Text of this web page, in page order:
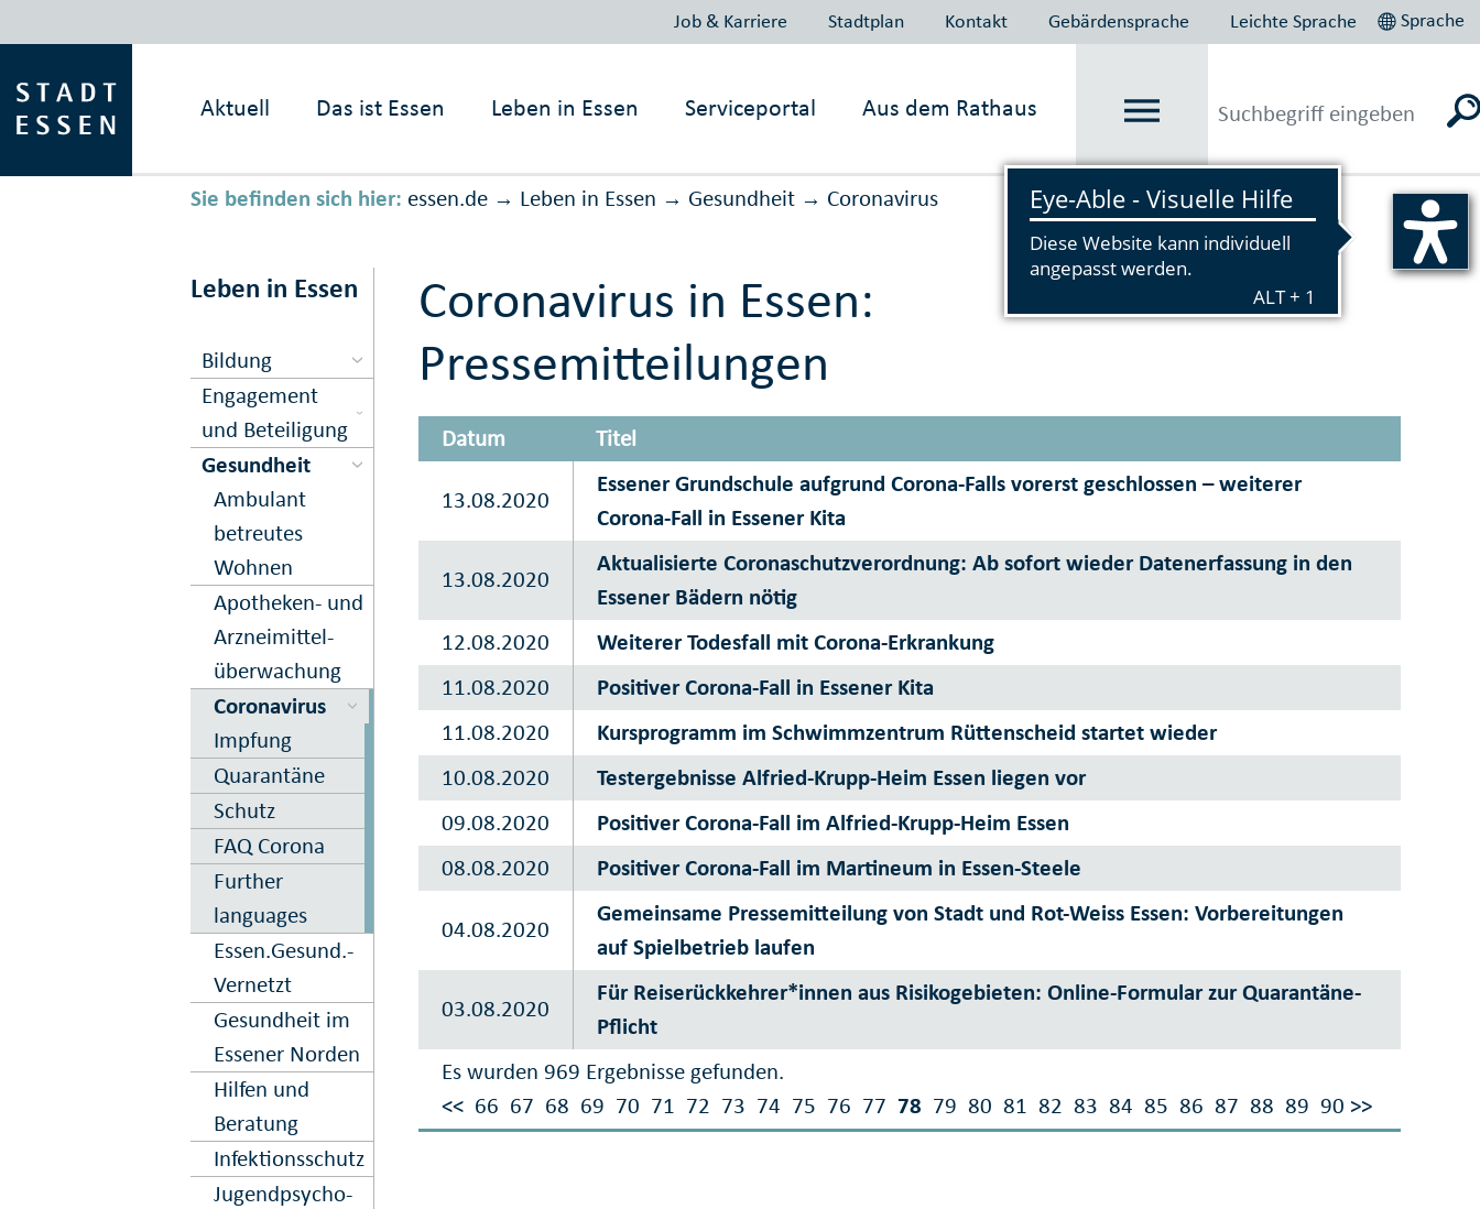
Job & Karriere Stadtplan Kontakt Gebärdensprache Leichte Sprache Sprache
Aktuell Das ist Essen Leben in Essen Serviceportal Aus dem Rathaus
Sie befinden sich hier: essen.de → Leben in Essen → Gesundheit → Corona­virus Vorlesen
Leben in Essen
Bildung
Engagement
und Beteiligung
Gesundheit
Ambulant
betreutes
Wohnen
Apo­theken- und
Arznei­mittel­
über­wachung
Corona­virus
Impfung
Quarantäne
Schutz
FAQ Corona
Further
languages
Essen.­Gesund.­
Vernetzt
Gesundheit im
Essener Norden
Hilfen und
Beratung
Infektions­schutz
Jugend­psycho­
Coronavirus in Essen:
Pressemitteilungen
Datum Titel
Es wurden 969 Ergebnisse gefunden.
<< 66 67 68 69 70 71 72 73 74 75 76 77 78 79 80 81 82 83 84 85 86 87 88 89 90 >>
13.08.2020
Essener Grundschule aufgrund Corona-Falls vorerst geschlossen – weiterer
Corona-Fall in Essener Kita
13.08.2020
Aktualisierte Coronaschutzverordnung: Ab sofort wieder Datenerfassung in den
Essener Bädern nötig
12.08.2020
Weiterer Todesfall mit Corona-Erkrankung
11.08.2020
Positiver Corona-Fall in Essener Kita
11.08.2020
Kursprogramm im Schwimmzentrum Rüttenscheid startet wieder
10.08.2020
Testergebnisse Alfried-Krupp-Heim Essen liegen vor
09.08.2020
Positiver Corona-Fall im Alfried-Krupp-Heim Essen
08.08.2020
Positiver Corona-Fall im Martineum in Essen-Steele
04.08.2020
Gemeinsame Pressemitteilung von Stadt und Rot-Weiss Essen: Vorbereitungen
auf Spielbetrieb laufen
03.08.2020
Für Reiserückkehrer*innen aus Risikogebieten: Online-Formular zur Quarantäne-
Pflicht